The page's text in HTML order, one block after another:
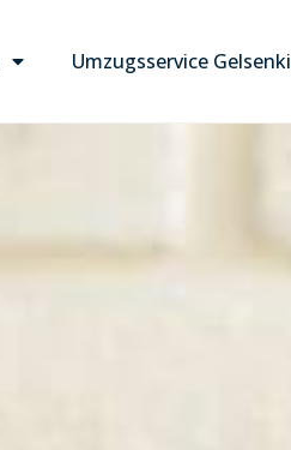
Umzugsservice